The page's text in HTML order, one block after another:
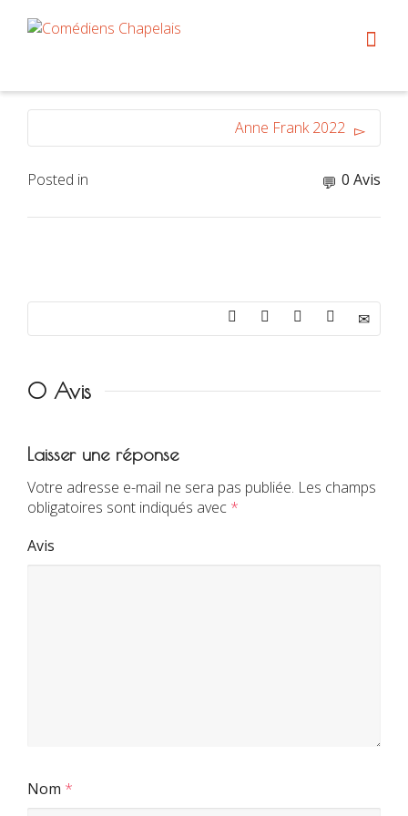
Anne Frank 2022
Posted in 0 Avis
0 Avis
Laisser une réponse
Votre adresse e-mail ne sera pas publiée. Les champs
obligatoires sont indiqués avec *
Avis
Nom *